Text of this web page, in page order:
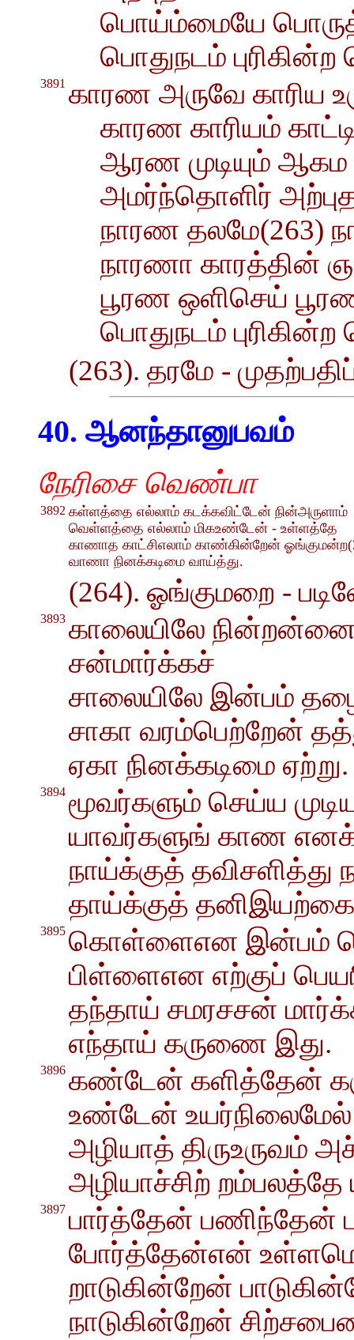
பொய்ம்மையே
பொதுநடம்
3891 காரண அருவே காரிய
காரண காரியம்
ஆரண முடியும் ஆகம
அமர்ந்தொளிர்
நாரண தலமே(263)
நாரணா காரத்தின்
பூரண ஒளிசெய்
பொதுநடம்
(263). தரமே -
40. ஆனந்தானுபவம்
நேரிசை வெண்பா
3892 கள்ளத்தை எல்லாம் கடக்கவிட்டேன் நின்அருளாம்
வெள்ளத்தை எல்லாம் மிகஉண்டேன் - உள்ளத்தே
காணாத காட்சிஎலாம் காண்கின்றேன்
வாணா நினக்கடிமை வாய்த்து.
(264). ஓங்குமறை -
3893 காலையிலே
சன்மார்க்கச்
சாலையிலே இன்பம்
சாகா வரம்பெற்றேன்
ஏகா நினக்கடிமை ஏற்று.
3894 மூவர்களும் செய்ய
யாவர்களுங் காண
நாய்க்குத் தவிசளித்து
தாய்க்குத்
3895 கொள்ளைஎன இன்பம்
பிள்ளைஎன எற்குப்
தந்தாய் சமரசசன்
எந்தாய் கருணை இது.
3896 கண்டேன் களித்தேன்
உண்டேன்
அழியாத் திருஉருவம்
அழியாச்சிற்
3897 பார்த்தேன் பணிந்தேன்
போர்த்தேன்என்
றாடுகின்றேன்
நாடுகின்றேன்